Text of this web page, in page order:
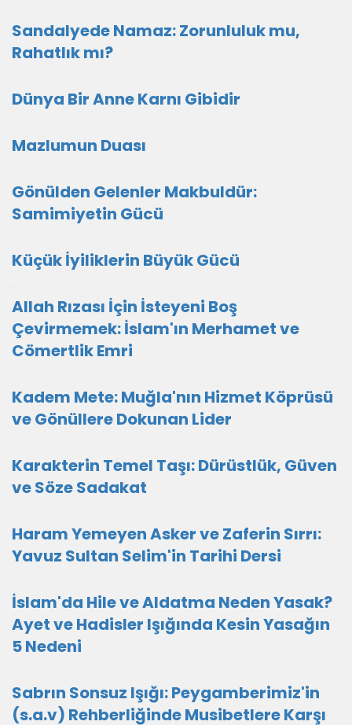
Sandalyede Namaz: Zorunluluk mu,
Rahatlık mı?
Dünya Bir Anne Karnı Gibidir
Mazlumun Duası
​Gönülden Gelenler Makbuldür:
Samimiyetin Gücü
Küçük İyiliklerin Büyük Gücü
Allah Rızası İçin İsteyeni Boş
Çevirmemek: İslam'ın Merhamet ve
Cömertlik Emri
Kadem Mete: Muğla'nın Hizmet Köprüsü
ve Gönüllere Dokunan Lider
Karakterin Temel Taşı: Dürüstlük, Güven
ve Söze Sadakat
Haram Yemeyen Asker ve Zaferin Sırrı:
Yavuz Sultan Selim'in Tarihi Dersi
İslam'da Hile ve Aldatma Neden Yasak?
Ayet ve Hadisler Işığında Kesin Yasağın
5 Nedeni
Sabrın Sonsuz Işığı: Peygamberimiz'in
(s.a.v) Rehberliğinde Musibetlere Karşı